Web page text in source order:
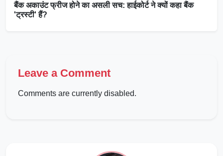
बैंक अकाउंट फ्रीज होने का असली सच: हाईकोर्ट ने क्यों कहा बैंक
'ट्रस्टी' हैं?
Leave a Comment
Comments are currently disabled.